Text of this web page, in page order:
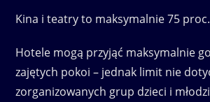
Kina i teatry to maksymalnie 75 proc.
Hotele mogą przyjąć maksymalnie
zajętych pokoi – jednak limit nie
zorganizowanych grup dzieci i